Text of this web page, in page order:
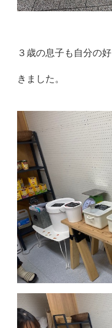
３歳の息子も自分の
きました。